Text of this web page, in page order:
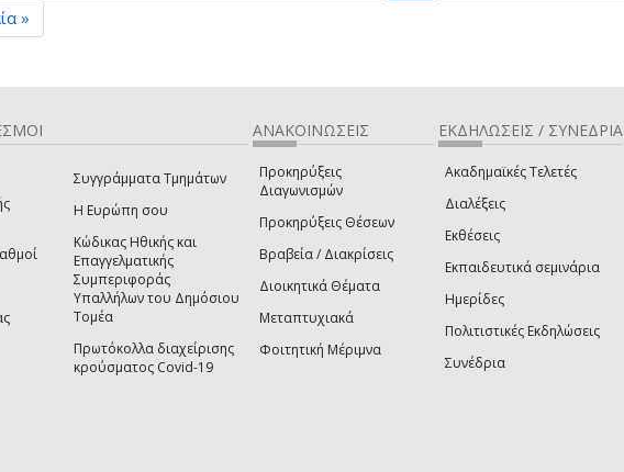
»
Συγγράμματα Τμημάτων
Η Ευρώπη σου
Κώδικας Ηθικής και
Επαγγελματικής
Συμπεριφοράς
Υπαλλήλων του Δημόσιου
Τομέα
Πρωτόκολλα διαχείρισης
κρούσματος Covid-19
ΑΝΑΚΟΙΝΩΣΕΙΣ
Προκηρύξεις
Διαγωνισμών
Προκηρύξεις Θέσεων
Βραβεία / Διακρίσεις
Διοικητικά Θέματα
Μεταπτυχιακά
Φοιτητική Μέριμνα
ΕΚΔΗΛΩΣΕΙΣ / ΣΥΝΕΔΡΙΑ
Ακαδημαϊκές Τελετές
Διαλέξεις
Εκθέσεις
Εκπαιδευτικά σεμινάρια
Ημερίδες
Πολιτιστικές Εκδηλώσεις
Συνέδρια